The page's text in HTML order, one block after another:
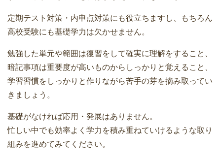
定期テスト対策・内申点対策にも役立ちますし、もちろん
高校受験にも基礎学力は欠かせません。
勉強した単元や範囲は復習をして確実に理解をすること、
暗記事項は重要度が高いものからしっかりと覚えること、
学習習慣をしっかりと作りながら苦手の芽を摘み取ってい
きましょう。
基礎がなければ応用・発展はありません。
忙しい中でも効率よく学力を積み重ねていけるような取り
組みを進めてみてください。